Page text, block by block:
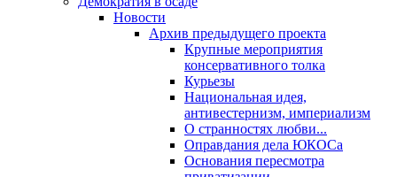
Новости
Архив предыдущего проекта
Крупные мероприятия
консервативного толка
Курьезы
Национальная идея,
антивестернизм, империализм
О странностях любви...
Оправдания дела ЮКОСа
Основания пересмотра